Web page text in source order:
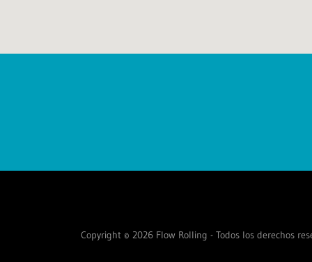
Copyright © 2026 Flow Rolling - Todos los derechos